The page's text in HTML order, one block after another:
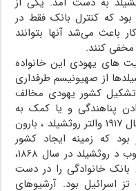
که کنترل بانک فقط در
باعث می‌شد آنها بتوانند
مخفی کنند.
های یهودی این خانواده
از صهیونیسم طرفداری
کشور یهودی مخالف
پناهندگی و یا کمک به
یهودیان در زمان هولوکاست بود. در سال ۱۹۱۷ والتر روثشیلد ، بارون
بود که زمینه ایجاد کشور
اسرائیل گردید. بعد از مرگ جیمز جاکوب د روثشیلد در سال ۱۸۶۸،
بانک خانوادگی را در دست
اسرائیل بود. آرشیوهای